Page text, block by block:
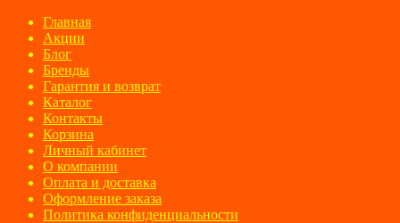
Главная
Акции
Блог
Бренды
Гарантия и возврат
Каталог
Контакты
Корзина
Личный кабинет
О компании
Оплата и доставка
Оформление заказа
Политика конфиденциальности